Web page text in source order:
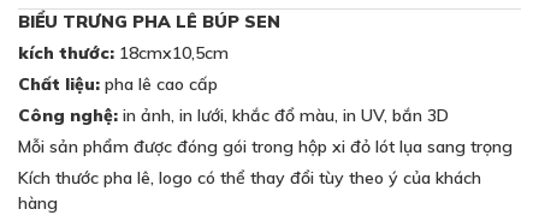
BIỂU TRƯNG PHA LÊ BÚP SEN
kích thước: 18cmx10,5cm
Chất liệu: pha lê cao cấp
Công nghệ: in ảnh, in lưới, khắc đổ màu, in UV, bắn 3D
Mỗi sản phẩm được đóng gói trong hộp xi đỏ lót lụa sang trọng
Kích thước pha lê, logo có thể thay đổi tùy theo ý của khách
hàng